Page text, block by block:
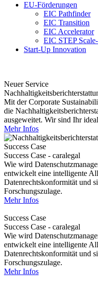
EU-Förderungen
EIC Pathfinder
EIC Transition
EIC Accelerator
EIC STEP
Start-Up Innovation
Neuer Service
Mit der Corporate
die
ausgeweitet. Wir sind Ihr
Mehr Infos
Success Case
Success Case - caralegal
Wie wird
entwickelt eine intelligente
Datenrechtskonformität und
Forschungszulage.
Mehr Infos
Success Case
Success Case - caralegal
Wie wird
entwickelt eine intelligente
Datenrechtskonformität und
Forschungszulage.
Mehr Infos